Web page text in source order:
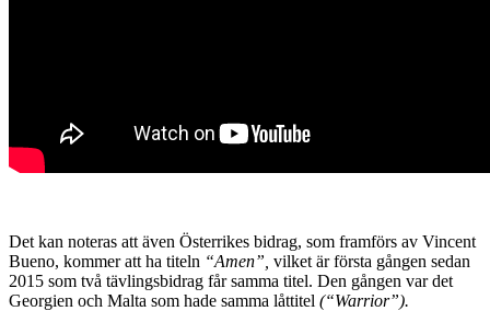
Det kan noteras att även Österrikes bidrag, som framförs av Vincent
Bueno, kommer att ha titeln “Amen”, vilket är första gången sedan
2015 som två tävlingsbidrag får samma titel. Den gången var det
Georgien och Malta som hade samma låttitel (“Warrior”).